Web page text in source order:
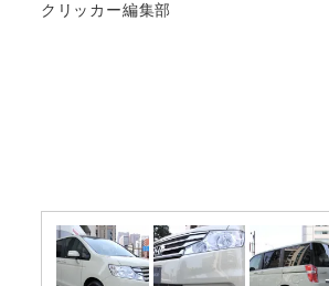
著
クリッカー編集部